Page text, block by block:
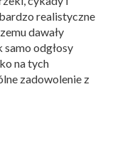
realistyczne
dawały
odgłosy
na tych
zadowolenie z